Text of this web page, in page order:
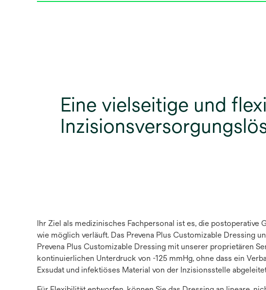
Eine vielseitige und
Ihr Ziel als medizinisches Fachpersonal ist es, die
wie möglich verläuft. Das Prevena Plus Customizable Dressing
Prevena Plus Customizable Dressing mit unserer proprietären
kontinuierlichen Unterdruck von -125 mmHg, ohne dass ein
Exsudat und infektiöses Material von der Inzisionsstelle